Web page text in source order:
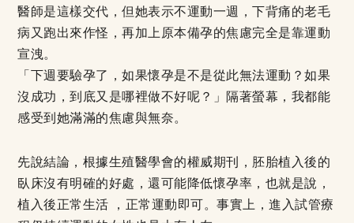
醫師是這樣交代，但她表示不運動一週，下背痛的老毛
病又跑出來作怪，再加上原本備孕的焦慮完全是靠運動
宣洩。
「下週要驗孕了，如果懷孕是不是從此無法運動？如果
沒成功，到底又是哪裡做不好呢？」隔著螢幕，我都能
感受到她滿滿的焦慮與無奈。
先說結論，根據生殖醫學會的權威期刊，胚胎植入後的
臥床沒有明確的好處，還可能降低懷孕率，也就是說，
植入後正常生活 ，正常運動即可。事實上，進入試管療